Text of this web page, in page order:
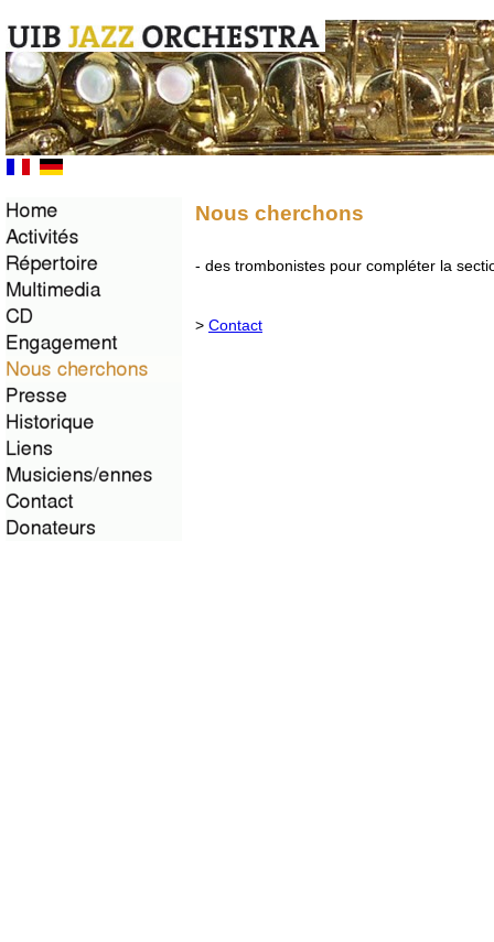
Nous cherchons
- des trombonistes pour compléter la
> Contact